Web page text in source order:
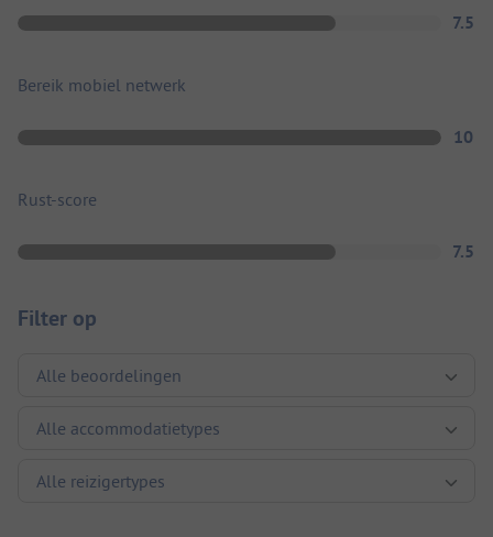
7.5
Bereik mobiel netwerk
10
Rust-score
7.5
Filter op